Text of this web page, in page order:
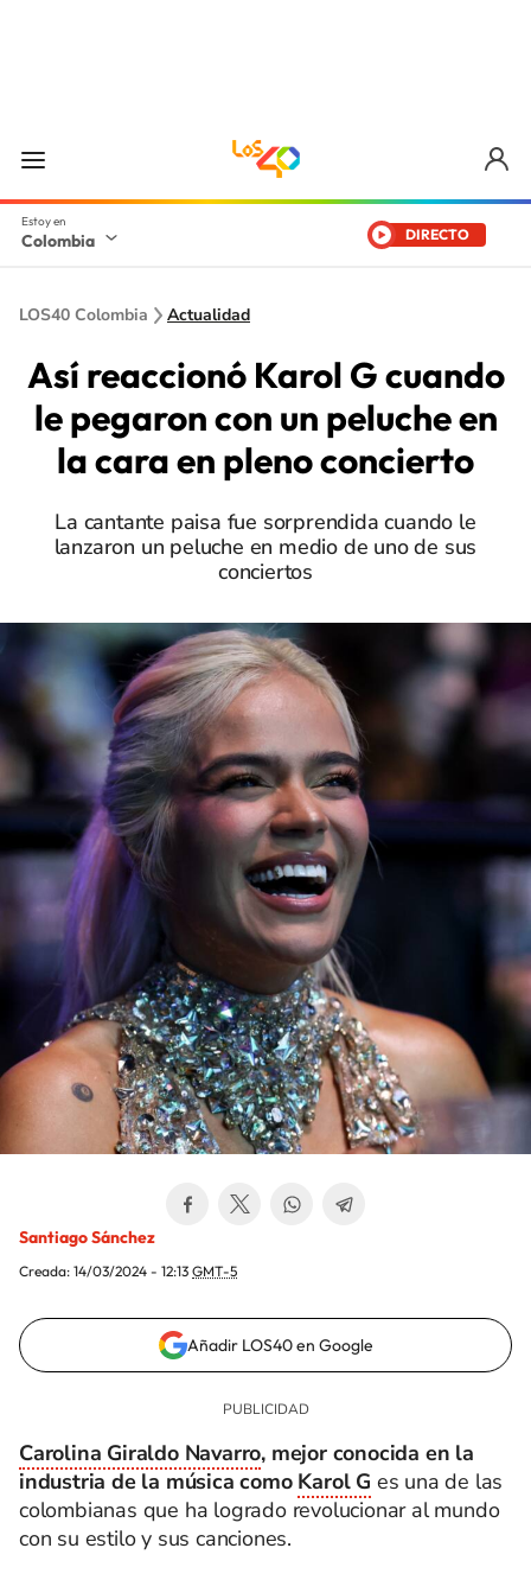
Colombia DIRECTO
LOS40 Colombia Actualidad
Así reaccionó Karol G cuando
le pegaron con un peluche en
la cara en pleno concierto
La cantante paisa fue sorprendida cuando le
lanzaron un peluche en medio de uno de sus
conciertos
Santiago Sánchez
Creada: 14/03/2024 - 12:13 GMT-5
Añadir LOS40 en Google
Carolina Giraldo Navarro, mejor conocida en la
industria de la música como Karol G es una de las
colombianas que ha logrado revolucionar al mundo
con su estilo y sus canciones.